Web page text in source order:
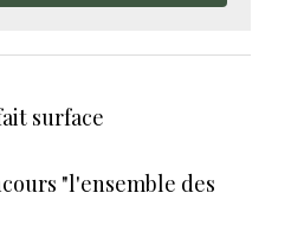
surface
"l'ensemble des